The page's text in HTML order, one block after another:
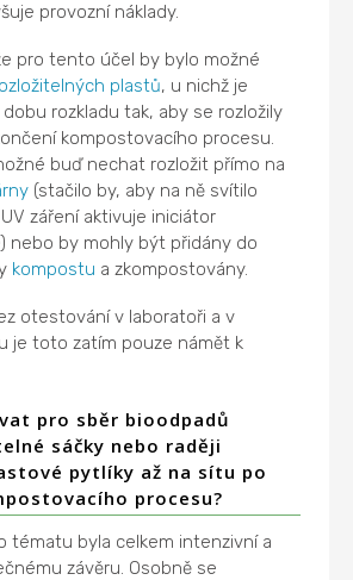
provozní náklady.
pro tento účel by bylo možné
plastů, u nichž je
rozkladu tak, aby se rozložily
kompostovacího procesu.
buď nechat rozložit přímo na
(stačilo by, aby na ně svítilo
záření aktivuje iniciátor
nebo by mohly být přidány do
kompostu a zkompostovány.
otestování v laboratoři a v
je toto zatím pouze námět k
pro sběr bioodpadů
sáčky nebo raději
pytlíky až na sítu po
procesu?
tématu byla celkem intenzivní a
závěru. Osobně se